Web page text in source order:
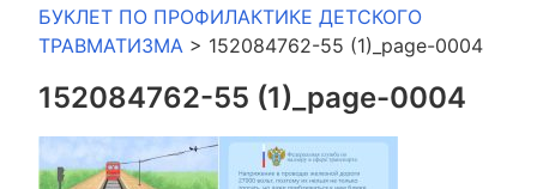
БУКЛЕТ ПО ПРОФИЛАКТИКЕ ДЕТСКОГО
ТРАВМАТИЗМА > 152084762-55 (1)_page-0004
152084762-55 (1)_page-0004